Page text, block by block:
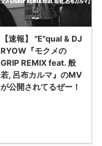
【速報】 "E"qual & DJ
RYOW『モクメの
GRIP REMIX feat. 般
若, 呂布カルマ』のMV
が公開されてるぜー！